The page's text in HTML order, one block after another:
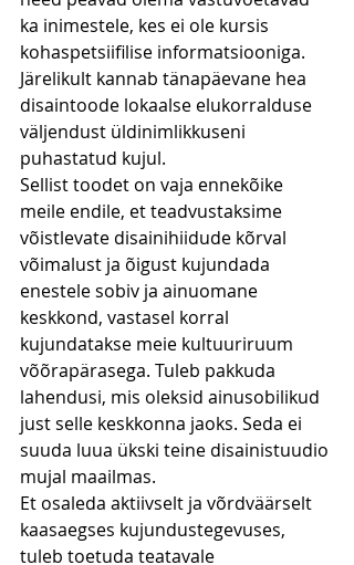
ka inimestele, kes ei ole kursis
kohaspetsiifilise informatsiooniga.
Järelikult kannab tänapäevane hea
disaintoode lokaalse elukorralduse
väljendust üldinimlikkuseni
puhastatud kujul.
Sellist toodet on vaja ennekõike
meile endile, et teadvustaksime
võistlevate disainihiidude kõrval
võimalust ja õigust kujundada
enestele sobiv ja ainuomane
keskkond, vastasel korral
kujundatakse meie kultuuriruum
võõrapärasega. Tuleb pakkuda
lahendusi, mis oleksid ainusobilikud
just selle keskkonna jaoks. Seda ei
suuda luua ükski teine disainistuudio
mujal maailmas.
Et osaleda aktiivselt ja võrdväärselt
kaasaegses kujundustegevuses,
tuleb toetuda teatavale